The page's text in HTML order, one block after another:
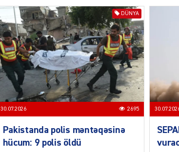
ŞOU-
DÜNYA
30.07.2026 2695
Pakistanda polis məntəqəsinə
hücum: 9 polis öldü